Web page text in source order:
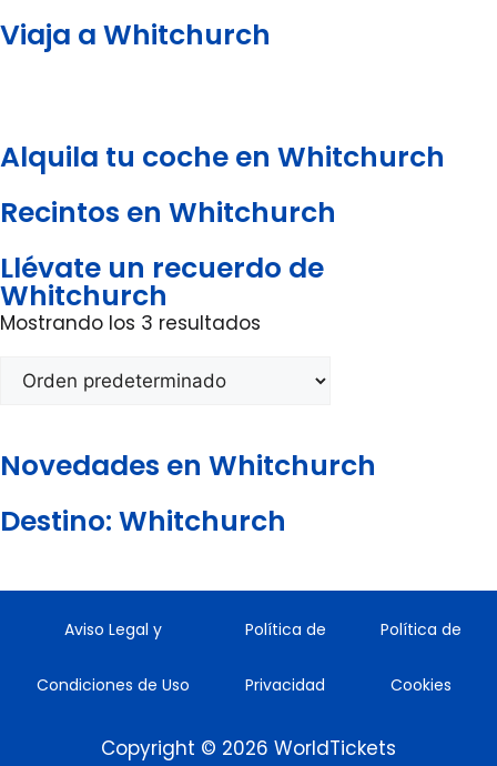
Viaja a Whitchurch
Alquila tu coche en Whitchurch
Recintos en Whitchurch
Llévate un recuerdo de
Whitchurch
Mostrando los 3 resultados
Novedades en Whitchurch
Destino: Whitchurch
Aviso Legal y
Condiciones de Uso
Política de
Privacidad
Política de
Cookies
Copyright © 2026 WorldTickets